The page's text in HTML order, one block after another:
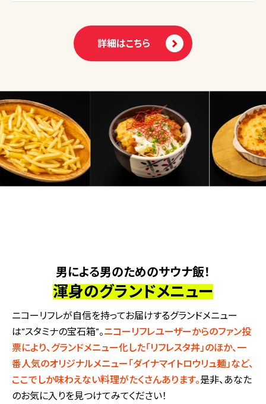
詳細はこちら
男による男のためのサウナ飯！
渾身のグランドメニュー
ニコーリフレが自信を持ってお届けするグランドメニュー
は“スタミナの宝石箱”。ニコーリフレユーザーからのファン投
票により、グランドメニュー化した「リフレスタ丼」のほか、一
番人気のオリジナルメニュー「ダイナマイトロウリュ麺」など、
ここでしか味わえない料理がたくさんあります。是非、あなた
のお気に入りを見つけてみてください！